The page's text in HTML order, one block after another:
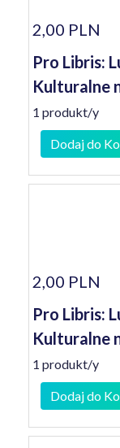
2,00 PLN
Pro Libris:
Kulturalne
1 produkt/y
Dodaj do
2,00 PLN
Pro Libris:
Kulturalne
1 produkt/y
Dodaj do